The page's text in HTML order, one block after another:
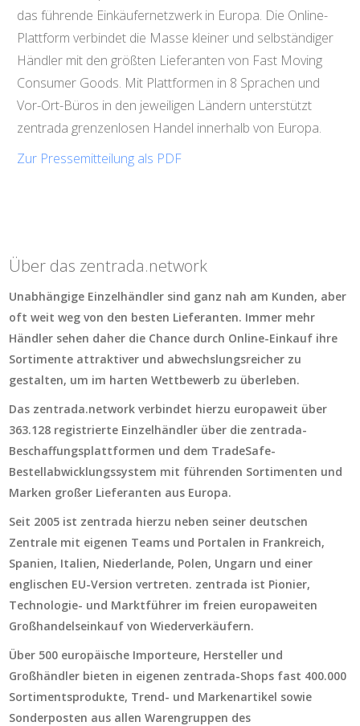
das führende Einkäufernetzwerk in Europa. Die Online-
Plattform verbindet die Masse kleiner und selbständiger
Händler mit den größten Lieferanten von Fast Moving
Consumer Goods. Mit Plattformen in 8 Sprachen und
Vor-Ort-Büros in den jeweiligen Ländern unterstützt
zentrada grenzenlosen Handel innerhalb von Europa.
Zur Pressemitteilung als PDF
Über das zentrada.network
Unabhängige Einzelhändler sind ganz nah am Kunden, aber
oft weit weg von den besten Lieferanten. Immer mehr
Händler sehen daher die Chance durch Online-Einkauf ihre
Sortimente attraktiver und abwechslungsreicher zu
gestalten, um im harten Wettbewerb zu überleben.
Das zentrada.network verbindet hierzu europaweit über
363.128 registrierte Einzelhändler über die zentrada-
Beschaffungsplattformen und dem TradeSafe-
Bestellabwicklungssystem mit führenden Sortimenten und
Marken großer Lieferanten aus Europa.
Seit 2005 ist zentrada hierzu neben seiner deutschen
Zentrale mit eigenen Teams und Portalen in Frankreich,
Spanien, Italien, Niederlande, Polen, Ungarn und einer
englischen EU-Version vertreten. zentrada ist Pionier,
Technologie- und Marktführer im freien europaweiten
Großhandelseinkauf von Wiederverkäufern.
Über 500 europäische Importeure, Hersteller und
Großhändler bieten in eigenen zentrada-Shops fast 400.000
Sortimentsprodukte, Trend- und Markenartikel sowie
Sonderposten aus allen Warengruppen des